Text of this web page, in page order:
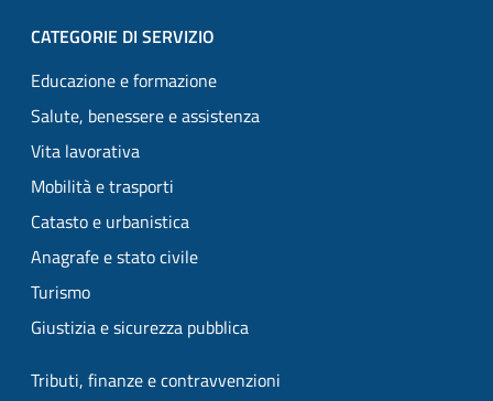
CATEGORIE DI SERVIZIO
Educazione e formazione
Salute, benessere e assistenza
Vita lavorativa
Mobilità e trasporti
Catasto e urbanistica
Anagrafe e stato civile
Turismo
Giustizia e sicurezza pubblica
Tributi, finanze e contravvenzioni